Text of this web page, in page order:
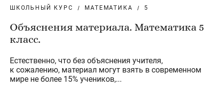
ШКОЛЬНЫЙ КУРС МАТЕМАТИКА 5
Объяснения материала. Математика 5
класс.
Естественно, что без объяснения учителя,
к сожалению, материал могут взять в современном
мире не более 15% учеников,...